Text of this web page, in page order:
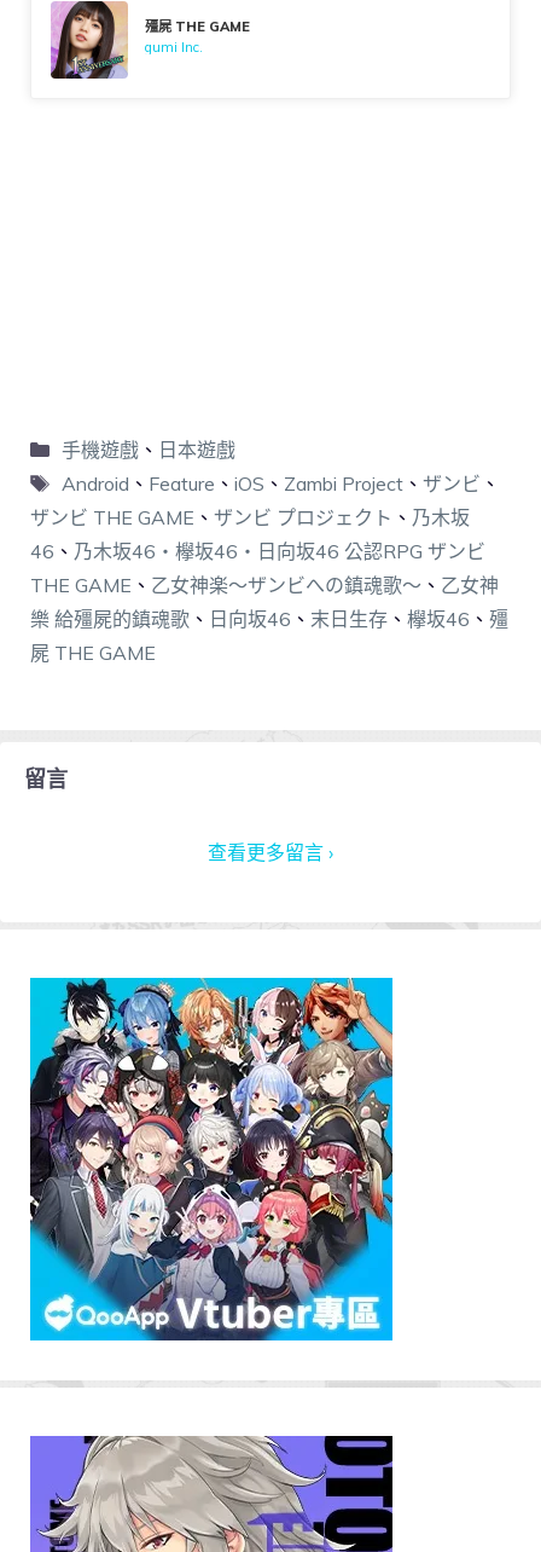
殭屍 THE GAME
gumi Inc.
手機遊戲、 日本遊戲
Android 、 Feature 、 iOS 、 Zambi Project、 ザンビ 、
ザンビ THE GAME 、 ザンビ プロジェクト 、 乃木坂
46 、 乃木坂46・欅坂46・日向坂46 公認RPG ザンビ
THE GAME 、 乙女神楽～ザンビへの鎮魂歌～ 、 乙女神
樂 給殭屍的鎮魂歌 、 日向坂46 、 末日生存 、 欅坂46 、 殭
屍 THE GAME
留言
查看更多留言 ›